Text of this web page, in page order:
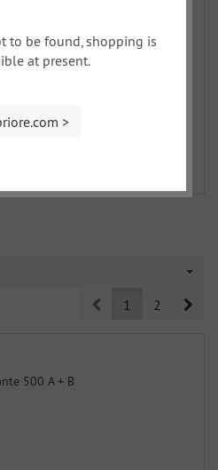
Prev1 2
to be found, shopping is
at present.
>